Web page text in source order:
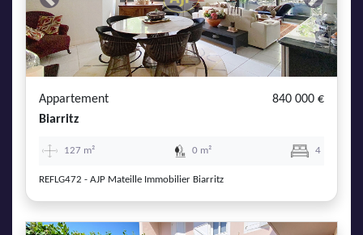
Previous Next
Appartement
840 000 €
Biarritz
127 m² 0 m² 4
REFLG472 - AJP Mateille Immobilier Biarritz